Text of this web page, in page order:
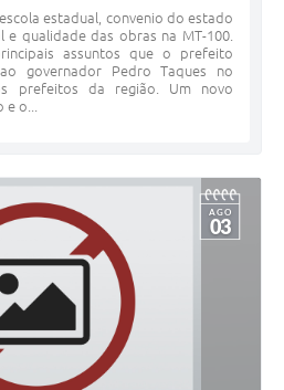
estadual, convenio do estado
qualidade das obras na MT-100.
assuntos que o prefeito
governador Pedro Taques no
prefeitos da região. Um novo
o...
AGO
03